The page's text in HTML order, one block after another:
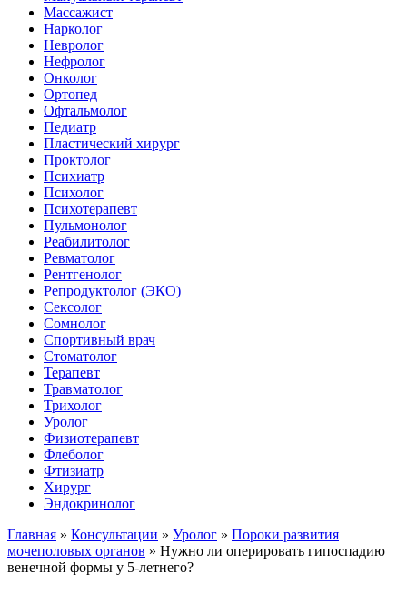
Массажист
Нарколог
Невролог
Нефролог
Онколог
Ортопед
Офтальмолог
Педиатр
Пластический хирург
Проктолог
Психиатр
Психолог
Психотерапевт
Пульмонолог
Реабилитолог
Ревматолог
Рентгенолог
Репродуктолог (ЭКО)
Сексолог
Сомнолог
Спортивный врач
Стоматолог
Терапевт
Травматолог
Трихолог
Уролог
Физиотерапевт
Флеболог
Фтизиатр
Хирург
Эндокринолог
Главная » Консультации » Уролог » Пороки развития
мочеполовых органов » Нужно ли оперировать гипоспадию
венечной формы у 5-летнего?